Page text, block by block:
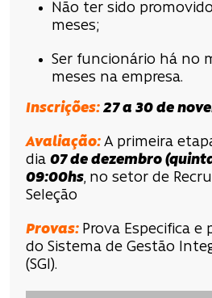
Não ter sido
meses;
Ser funcionário há no
meses na empresa.
Inscrições: 27 a 30 de
Avaliação: A primeira
dia 07 de dezembro
09:00hs, no setor de
Seleção
Provas: Prova Especifica e
do Sistema de Gestão
(SGI).